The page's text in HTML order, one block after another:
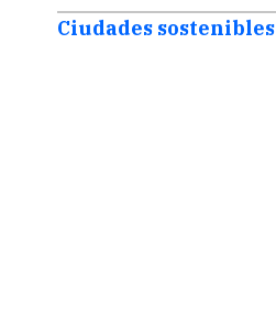
Ciudades sostenibles